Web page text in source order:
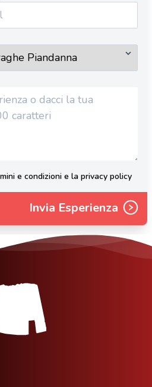
e condizioni e la privacy policy
Invia Esperienza